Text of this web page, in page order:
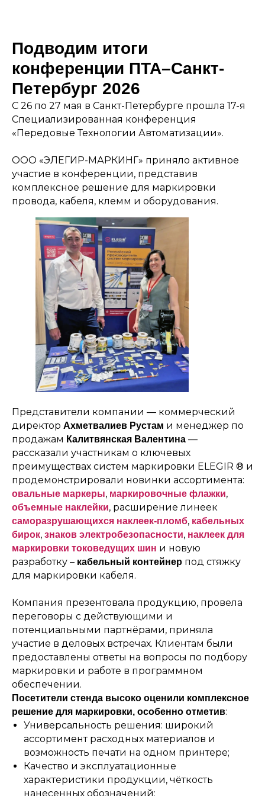
Подводим итоги
конференции ПТА–Санкт-
Петербург 2026
С 26 по 27 мая в Санкт-Петербурге прошла 17-я
Специализированная конференция
«Передовые Технологии Автоматизации».
ООО «ЭЛЕГИР-МАРКИНГ» приняло активное
участие в конференции, представив
комплексное решение для маркировки
провода, кабеля, клемм и оборудования.
Представители компании — коммерческий
директор Ахметвалиев Рустам и менеджер по
продажам Калитвянская Валентина —
рассказали участникам о ключевых
преимуществах систем маркировки ELEGIR ® и
продемонстрировали новинки ассортимента:
овальные маркеры, маркировочные флажки,
объемные наклейки, расширение линеек
саморазрушающихся наклеек-пломб, кабельных
бирок, знаков электробезопасности, наклеек для
маркировки токоведущих шин и новую
разработку – кабельный контейнер под стяжку
для маркировки кабеля.
Компания презентовала продукцию, провела
переговоры с действующими и
потенциальными партнёрами, приняла
участие в деловых встречах. Клиентам были
предоставлены ответы на вопросы по подбору
маркировки и работе в программном
обеспечении.
Посетители стенда высоко оценили комплексное
решение для маркировки, особенно отметив:
Универсальность решения: широкий
ассортимент расходных материалов и
возможность печати на одном принтере;
Качество и эксплуатационные
характеристики продукции, чёткость
нанесенных обозначений;